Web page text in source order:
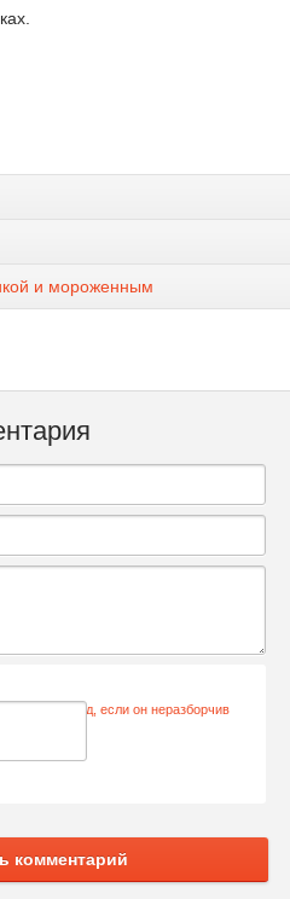
и мороженным
комментарий